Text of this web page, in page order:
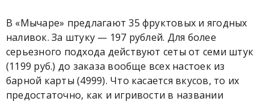
В «Мычаре» предлагают 35 фруктовых и ягодных
наливок. За штуку — 197 рублей. Для более
серьезного подхода действуют сеты от семи штук
(1199 руб.) до заказа вообще всех настоек из
барной карты (4999). Что касается вкусов, то их
предостаточно, как и игривости в названии